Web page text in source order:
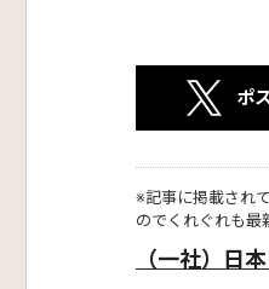
ポ
※記事に掲載され
のでくれぐれも最
（一社）日